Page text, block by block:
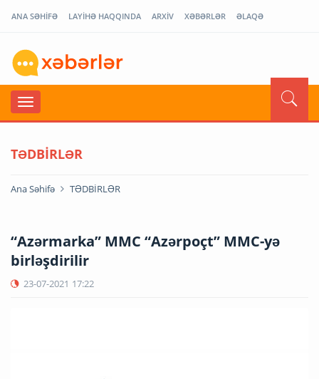
ANA SƏHİFƏ LAYİHƏ HAQQINDA ARXİV XƏBƏRLƏR ƏLAQƏ
TƏDBİRLƏR
Ana Səhifə TƏDBİRLƏR
“Azərmarka” MMC “Azərpoçt” MMC-yə
birləşdirilir
23-07-2021 17:22